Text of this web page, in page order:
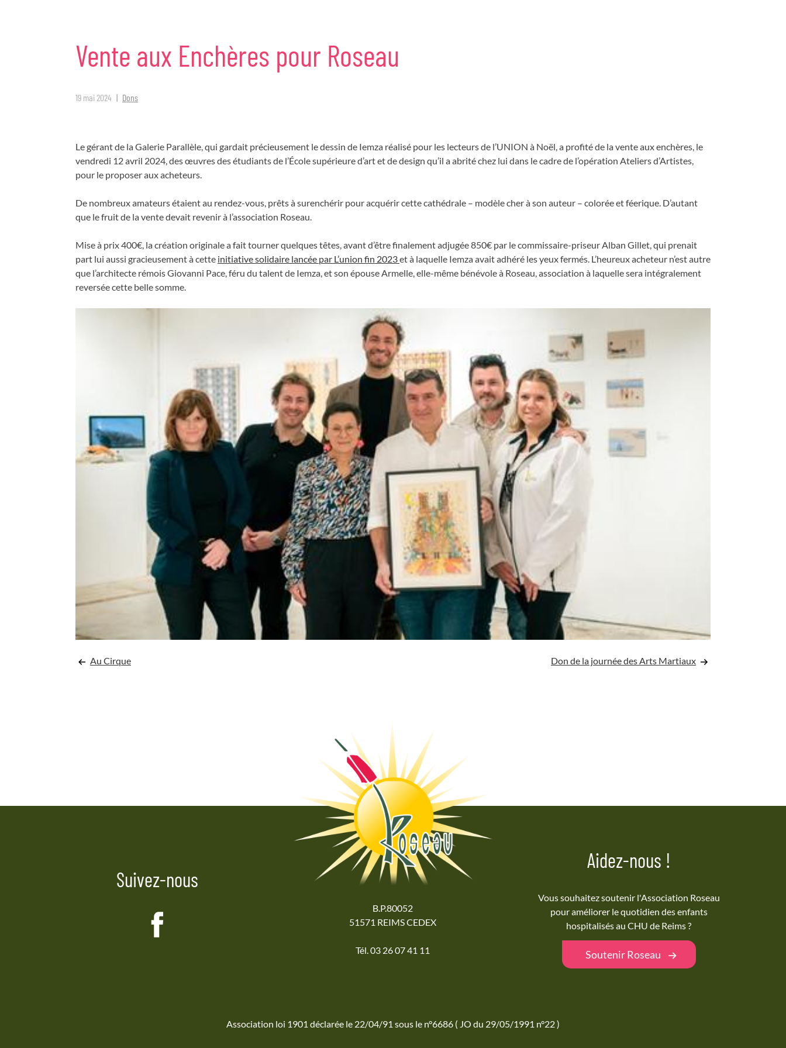
Vente aux Enchères pour Roseau
19 mai 2024 Dons
Le gérant de la Galerie Parallèle, qui gardait précieusement le dessin de Iemza réalisé pour les lecteurs de l’UNION à Noël, a profité de la vente aux enchères, le
vendredi 12 avril 2024, des œuvres des étudiants de l’École supérieure d’art et de design qu’il a abrité chez lui dans le cadre de l’opération Ateliers d’Artistes,
pour le proposer aux acheteurs.
De nombreux amateurs étaient au rendez-vous, prêts à surenchérir pour acquérir cette cathédrale – modèle cher à son auteur – colorée et féerique. D’autant
que le fruit de la vente devait revenir à l’association Roseau.
Mise à prix 400€, la création originale a fait tourner quelques têtes, avant d’être finalement adjugée 850€ par le commissaire-priseur Alban Gillet, qui prenait
part lui aussi gracieusement à cette initiative solidaire lancée par L’union fin 2023et à laquelle Iemza avait adhéré les yeux fermés. L’heureux acheteur n’est autre
que l’architecte rémois Giovanni Pace, féru du talent de Iemza, et son épouse Armelle, elle-même bénévole à Roseau, association à laquelle sera intégralement
reversée cette belle somme.
Navigation
Au Cirque Don de la journée des Arts Martiaux
Suivez-nous
B.P.80052
51571 REIMS CEDEX
Tél. 03 26 07 41 11
Aidez-nous !
Vous souhaitez soutenir l'Association Roseau
pour améliorer le quotidien des enfants
hospitalisés au CHU de Reims ?
Soutenir Roseau
Association loi 1901 déclarée le 22/04/91 sous le n°6686 ( JO du 29/05/1991 n°22 )